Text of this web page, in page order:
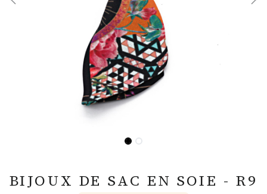
BIJOUX DE SAC EN SOIE - R9